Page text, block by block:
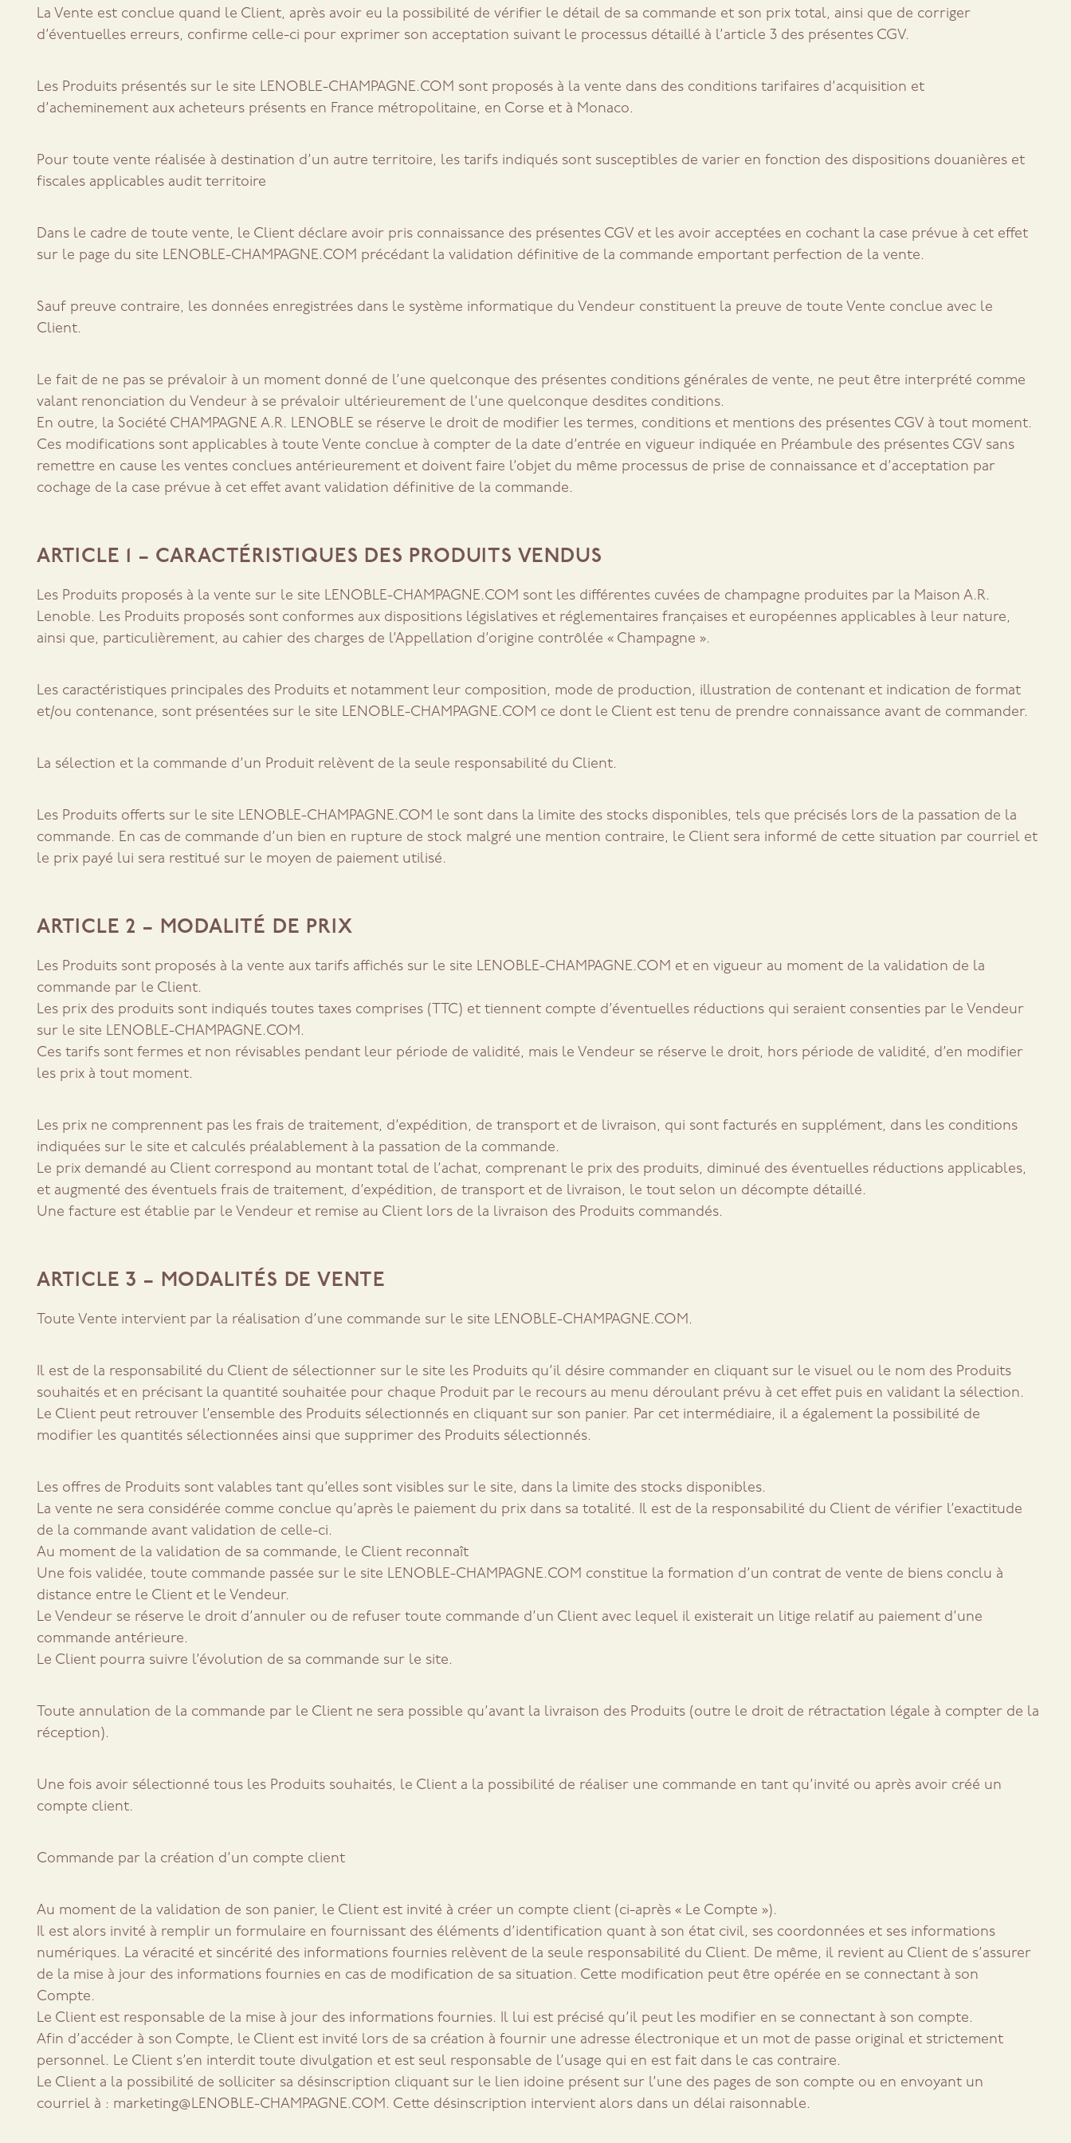
La Vente est conclue quand le Client, après avoir eu la possibilité de vérifier le détail de sa commande et son prix total, ainsi que de corriger
d’éventuelles erreurs, confirme celle-ci pour exprimer son acceptation suivant le processus détaillé à l’article 3 des présentes CGV.
Les Produits présentés sur le site LENOBLE-CHAMPAGNE.COM sont proposés à la vente dans des conditions tarifaires d’acquisition et
d’acheminement aux acheteurs présents en France métropolitaine, en Corse et à Monaco.
Pour toute vente réalisée à destination d’un autre territoire, les tarifs indiqués sont susceptibles de varier en fonction des dispositions douanières et
fiscales applicables audit territoire
Dans le cadre de toute vente, le Client déclare avoir pris connaissance des présentes CGV et les avoir acceptées en cochant la case prévue à cet effet
sur le page du site LENOBLE-CHAMPAGNE.COM précédant la validation définitive de la commande emportant perfection de la vente.
Sauf preuve contraire, les données enregistrées dans le système informatique du Vendeur constituent la preuve de toute Vente conclue avec le
Client.
Le fait de ne pas se prévaloir à un moment donné de l’une quelconque des présentes conditions générales de vente, ne peut être interprété comme
valant renonciation du Vendeur à se prévaloir ultérieurement de l’une quelconque desdites conditions.
En outre, la Société CHAMPAGNE A.R. LENOBLE se réserve le droit de modifier les termes, conditions et mentions des présentes CGV à tout moment.
Ces modifications sont applicables à toute Vente conclue à compter de la date d’entrée en vigueur indiquée en Préambule des présentes CGV sans
remettre en cause les ventes conclues antérieurement et doivent faire l’objet du même processus de prise de connaissance et d’acceptation par
cochage de la case prévue à cet effet avant validation définitive de la commande.
ARTICLE 1 – CARACTÉRISTIQUES DES PRODUITS VENDUS
Les Produits proposés à la vente sur le site LENOBLE-CHAMPAGNE.COM sont les différentes cuvées de champagne produites par la Maison A.R.
Lenoble. Les Produits proposés sont conformes aux dispositions législatives et réglementaires françaises et européennes applicables à leur nature,
ainsi que, particulièrement, au cahier des charges de l’Appellation d’origine contrôlée « Champagne ».
Les caractéristiques principales des Produits et notamment leur composition, mode de production, illustration de contenant et indication de format
et/ou contenance, sont présentées sur le site LENOBLE-CHAMPAGNE.COM ce dont le Client est tenu de prendre connaissance avant de commander.
La sélection et la commande d’un Produit relèvent de la seule responsabilité du Client.
Les Produits offerts sur le site LENOBLE-CHAMPAGNE.COM le sont dans la limite des stocks disponibles, tels que précisés lors de la passation de la
commande. En cas de commande d’un bien en rupture de stock malgré une mention contraire, le Client sera informé de cette situation par courriel et
le prix payé lui sera restitué sur le moyen de paiement utilisé.
ARTICLE 2 – MODALITÉ DE PRIX
Les Produits sont proposés à la vente aux tarifs affichés sur le site LENOBLE-CHAMPAGNE.COM et en vigueur au moment de la validation de la
commande par le Client.
Les prix des produits sont indiqués toutes taxes comprises (TTC) et tiennent compte d’éventuelles réductions qui seraient consenties par le Vendeur
sur le site LENOBLE-CHAMPAGNE.COM.
Ces tarifs sont fermes et non révisables pendant leur période de validité, mais le Vendeur se réserve le droit, hors période de validité, d’en modifier
les prix à tout moment.
Les prix ne comprennent pas les frais de traitement, d’expédition, de transport et de livraison, qui sont facturés en supplément, dans les conditions
indiquées sur le site et calculés préalablement à la passation de la commande.
Le prix demandé au Client correspond au montant total de l’achat, comprenant le prix des produits, diminué des éventuelles réductions applicables,
et augmenté des éventuels frais de traitement, d’expédition, de transport et de livraison, le tout selon un décompte détaillé.
Une facture est établie par le Vendeur et remise au Client lors de la livraison des Produits commandés.
ARTICLE 3 – MODALITÉS DE VENTE
Toute Vente intervient par la réalisation d’une commande sur le site LENOBLE-CHAMPAGNE.COM.
Il est de la responsabilité du Client de sélectionner sur le site les Produits qu’il désire commander en cliquant sur le visuel ou le nom des Produits
souhaités et en précisant la quantité souhaitée pour chaque Produit par le recours au menu déroulant prévu à cet effet puis en validant la sélection.
Le Client peut retrouver l’ensemble des Produits sélectionnés en cliquant sur son panier. Par cet intermédiaire, il a également la possibilité de
modifier les quantités sélectionnées ainsi que supprimer des Produits sélectionnés.
Les offres de Produits sont valables tant qu’elles sont visibles sur le site, dans la limite des stocks disponibles.
La vente ne sera considérée comme conclue qu’après le paiement du prix dans sa totalité. Il est de la responsabilité du Client de vérifier l’exactitude
de la commande avant validation de celle-ci.
Au moment de la validation de sa commande, le Client reconnaît
Une fois validée, toute commande passée sur le site LENOBLE-CHAMPAGNE.COM constitue la formation d’un contrat de vente de biens conclu à
distance entre le Client et le Vendeur.
Le Vendeur se réserve le droit d’annuler ou de refuser toute commande d’un Client avec lequel il existerait un litige relatif au paiement d’une
commande antérieure.
Le Client pourra suivre l’évolution de sa commande sur le site.
Toute annulation de la commande par le Client ne sera possible qu’avant la livraison des Produits (outre le droit de rétractation légale à compter de la
réception).
Une fois avoir sélectionné tous les Produits souhaités, le Client a la possibilité de réaliser une commande en tant qu’invité ou après avoir créé un
compte client.
Commande par la création d’un compte client
Au moment de la validation de son panier, le Client est invité à créer un compte client (ci-après « Le Compte »).
Il est alors invité à remplir un formulaire en fournissant des éléments d’identification quant à son état civil, ses coordonnées et ses informations
numériques. La véracité et sincérité des informations fournies relèvent de la seule responsabilité du Client. De même, il revient au Client de s’assurer
de la mise à jour des informations fournies en cas de modification de sa situation. Cette modification peut être opérée en se connectant à son
Compte.
Le Client est responsable de la mise à jour des informations fournies. Il lui est précisé qu’il peut les modifier en se connectant à son compte.
Afin d’accéder à son Compte, le Client est invité lors de sa création à fournir une adresse électronique et un mot de passe original et strictement
personnel. Le Client s’en interdit toute divulgation et est seul responsable de l’usage qui en est fait dans le cas contraire.
Le Client a la possibilité de solliciter sa désinscription cliquant sur le lien idoine présent sur l’une des pages de son compte ou en envoyant un
courriel à : marketing@LENOBLE-CHAMPAGNE.COM. Cette désinscription intervient alors dans un délai raisonnable.